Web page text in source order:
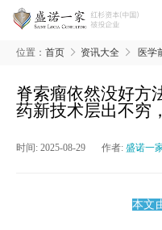
位置： 首页 资讯大全 医学
脊索瘤依然没好方
药新技术层出不穷
时间: 2025-08-29 作者: 盛诺一
本文